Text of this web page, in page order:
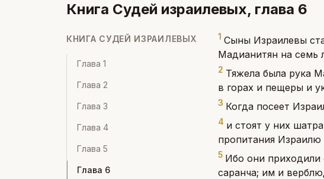
Книга Судей израилевых, глава 6
КНИГА СУДЕЙ ИЗРАИЛЕВЫХ
Глава 1
Глава 2
Глава 3
Глава 4
Глава 5
Глава 6
1 Сыны Израилевы
Мадианитян на семь
2 Тяжела была рука
в горах и пещеры и
3 Когда посеет
4 и стоят у них
пропитания
5 Ибо они
саранча; им и